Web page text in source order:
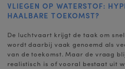
VLIEGEN OP WATERSTOF:
HAALBARE TOEKOMST?
De luchtvaart krijgt de taak om
wordt daarbij vaak genoemd als
van de toekomst. Maar de vraag
realistisch is of vooral bestaat uit